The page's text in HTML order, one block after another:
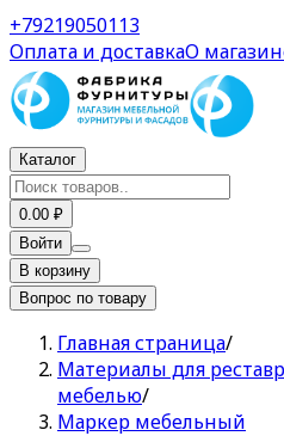
Маркер мебельный
+79219050113
Оплата и доставкаО
Каталог
0.00 ₽
Войти
В корзину
Вопрос по товару
Главная страница/
Материалы для
мебелью/
Маркер мебельный